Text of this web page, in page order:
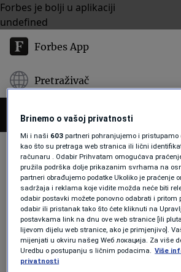
Forbes je bolji u aplikaciji
undefined
Forbes App
Pretraživač
DIGITALNO TRZISTE
TEHNOLOGIJA
Zašto EU istražuje
ispituje
Brinemo o vašoj privatnosti
Mi i naši 603 partneri pohranjujemo i pristupamo
kao što su pretraga web stranica ili lični
računaru . Odabir Prihvatam omogućava
pružila podrška dolje prikazanim svrhama na
partneri obrađujemo podatke Ukoliko je praćenje
sadržaja i reklama koje vidite možda neće biti
odabir postavki možete ponovno odabrati i pritom
odabir ili pristanak tako što ćete kliknuti na
postavkama link na dnu ove web stranice [ili
lijevom dijelu web stranice, ako je primjenjivo].
mijenjati u okviru našeg Wеб локација. Za više
Uredbu o postupanju s ličnim podacima.
Više
privatnosti